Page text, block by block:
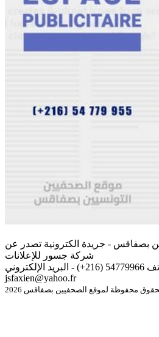
بصفاقس - جريدة الكترونية تصدر عن
شركة جسور للإعلانات
للإتصال أو نشر الردود الهاتف 54779966 (216+) - البريد الإلكتروني
jsfaxien@yahoo.fr
محفوظة لموقع الصحفيين بصفاقس 2026